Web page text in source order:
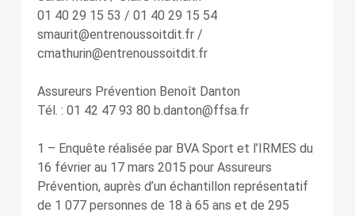
01 40 29 15 53 / 01 40 29 15 54
smaurit@entrenoussoitdit.fr /
cmathurin@entrenoussoitdit.fr
Assureurs Prévention Benoît Danton
Tél. : 01 42 47 93 80 b.danton@ffsa.fr
1 – Enquête réalisée par BVA Sport et l’IRMES du
16 février au 17 mars 2015 pour Assureurs
Prévention, auprès d’un échantillon représentatif
de 1 077 personnes de 18 à 65 ans et de 295